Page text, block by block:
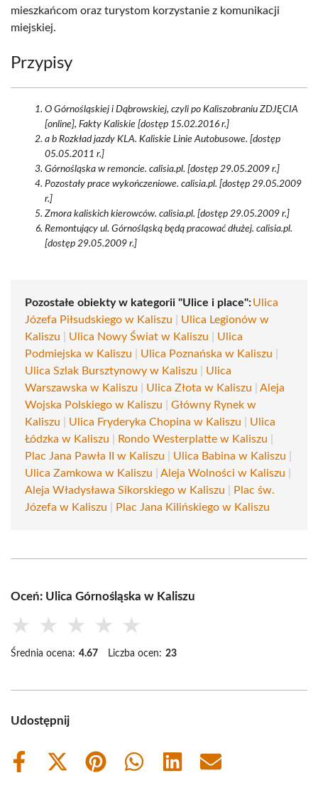
mieszkańcom oraz turystom korzystanie z komunikacji
miejskiej.
Przypisy
O Górnośląskiej i Dąbrowskiej, czyli po Kaliszobraniu ZDJĘCIA
[online], Fakty Kaliskie [dostęp 15.02.2016 r.]
a b Rozkład jazdy KLA. Kaliskie Linie Autobusowe. [dostęp
05.05.2011 r.]
Górnośląska w remoncie. calisia.pl. [dostęp 29.05.2009 r.]
Pozostały prace wykończeniowe. calisia.pl. [dostęp 29.05.2009
r.]
Zmora kaliskich kierowców. calisia.pl. [dostęp 29.05.2009 r.]
Remontujący ul. Górnośląską będą pracować dłużej. calisia.pl.
[dostęp 29.05.2009 r.]
Pozostałe obiekty w kategorii "Ulice i place":Ulica
Józefa Piłsudskiego w Kaliszu
Ulica Legionów w
Kaliszu
Ulica Nowy Świat w Kaliszu
Ulica
Podmiejska w Kaliszu
Ulica Poznańska w Kaliszu
Ulica Szlak Bursztynowy w Kaliszu
Ulica
Warszawska w Kaliszu
Ulica Złota w Kaliszu
Aleja
Wojska Polskiego w Kaliszu
Główny Rynek w
Kaliszu
Ulica Fryderyka Chopina w Kaliszu
Ulica
Łódzka w Kaliszu
Rondo Westerplatte w Kaliszu
Plac Jana Pawła II w Kaliszu
Ulica Babina w Kaliszu
Ulica Zamkowa w Kaliszu
Aleja Wolności w Kaliszu
Aleja Władysława Sikorskiego w Kaliszu
Plac św.
Józefa w Kaliszu
Plac Jana Kilińskiego w Kaliszu
Oceń: Ulica Górnośląska w Kaliszu
★ ★ ★ ★ ★
Średnia ocena: 4.67 Liczba ocen: 23
Udostępnij
Share
Share
Share
Share
Share
Share